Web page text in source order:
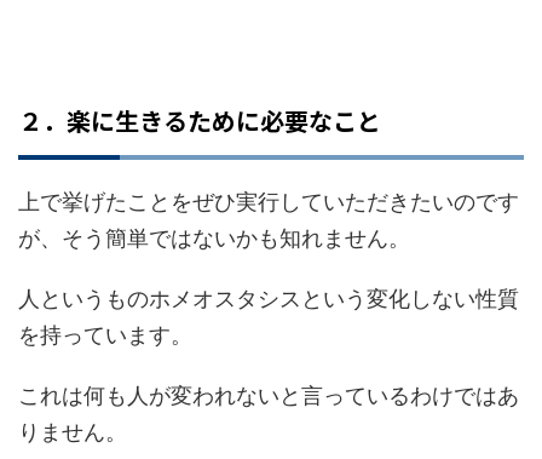
２．楽に生きるために必要なこと
上で挙げたことをぜひ実行していただきたいのです
が、そう簡単ではないかも知れません。
人というものホメオスタシスという変化しない性質
を持っています。
これは何も人が変われないと言っているわけではあ
りません。